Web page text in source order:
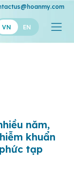
VN EN
năm,
khuẩn
tạp